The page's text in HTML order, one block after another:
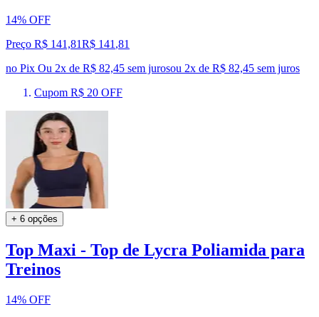
14% OFF
Preço R$ 141,81R$ 141 ,81
no Pix Ou 2x de R$ 82,45 sem jurosou 2x de R$ 82,45 sem juros
Cupom R$ 20 OFF
+ 6 opções
Top Maxi - Top de Lycra Poliamida para
Treinos
14% OFF